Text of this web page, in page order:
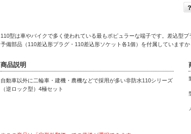
110型は車やバイクで多く使われている最もポピュラーな端子です。差込型
予備部品（110差込形プラグ・110差込形ソケット各1個）を付属しています
商品説明
自動車以外に二輪車・建機・農機などで採用が多い非防水110シリーズ
（逆ロック型）4極セット